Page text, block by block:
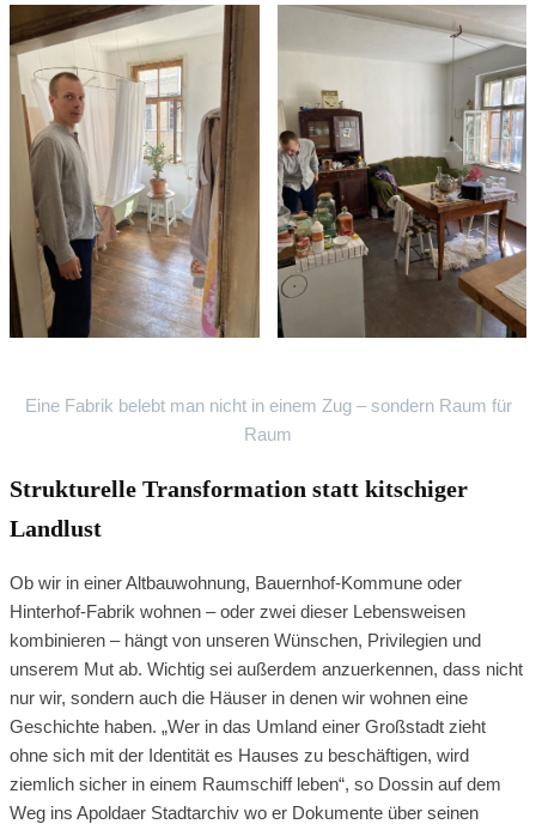
Eine Fabrik belebt man nicht in einem Zug – sondern Raum für
Raum
Strukturelle Transformation statt kitschiger
Landlust
Ob wir in einer Altbauwohnung, Bauernhof-Kommune oder
Hinterhof-Fabrik wohnen – oder zwei dieser Lebensweisen
kombinieren – hängt von unseren Wünschen, Privilegien und
unserem Mut ab. Wichtig sei außerdem anzuerkennen, dass nicht
nur wir, sondern auch die Häuser in denen wir wohnen eine
Geschichte haben. „Wer in das Umland einer Großstadt zieht
ohne sich mit der Identität es Hauses zu beschäftigen, wird
ziemlich sicher in einem Raumschiff leben“, so Dossin auf dem
Weg ins Apoldaer Stadtarchiv wo er Dokumente über seinen